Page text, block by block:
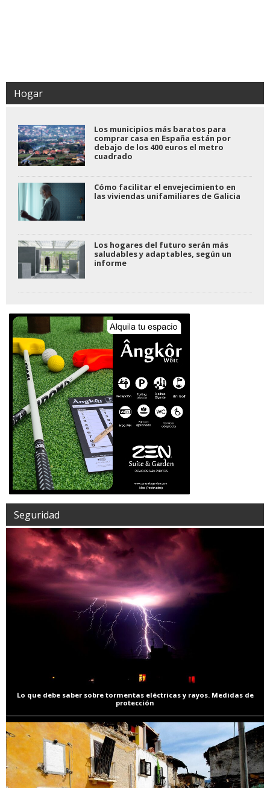
Hogar
Los municipios más baratos para
comprar casa en España están por
debajo de los 400 euros el metro
cuadrado
Cómo facilitar el envejecimiento en
las viviendas unifamiliares de Galicia
Los hogares del futuro serán más
saludables y adaptables, según un
informe
Seguridad
Lo que debe saber sobre tormentas eléctricas y rayos. Medidas de
protección